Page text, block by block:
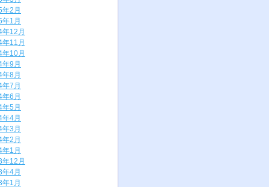
年2月
年1月
年12月
年11月
年10月
年9月
年8月
年7月
年6月
年5月
年4月
年3月
年2月
年1月
年12月
年4月
年1月